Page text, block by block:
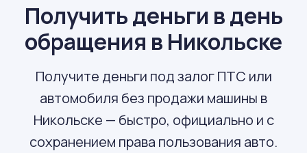
Получить деньги в день
обращения в Никольске
Получите деньги под залог ПТС или
автомобиля без продажи машины в
Никольске — быстро, официально и с
сохранением права пользования авто.